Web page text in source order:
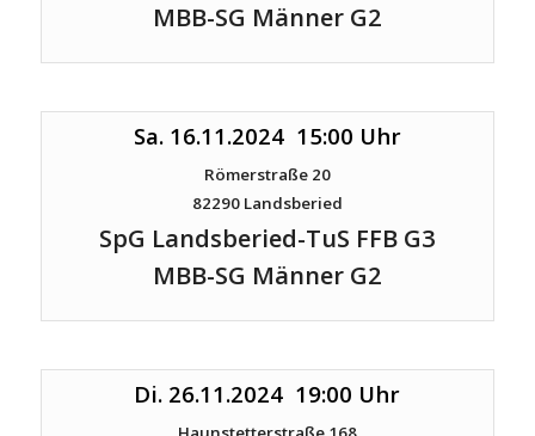
MBB-SG Männer G2
Sa. 16.11.2024 15:00 Uhr
Römerstraße 20
82290 Landsberied
SpG Landsberied-TuS FFB G3
MBB-SG Männer G2
Di. 26.11.2024 19:00 Uhr